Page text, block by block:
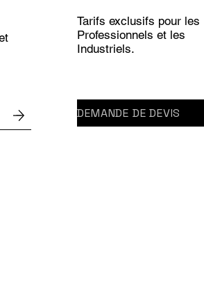
Tarifs exclusifs pour les
Professionnels et les
Industriels.
DEMANDE DE DEVIS